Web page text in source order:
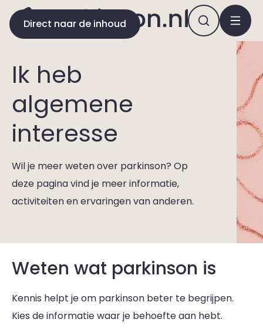
Direct naar de inhoud
Ik heb
algemene
interesse
Wil je meer weten over parkinson? Op
deze pagina vind je meer informatie,
activiteiten en ervaringen van anderen.
Weten wat parkinson is
Kennis helpt je om parkinson beter te begrijpen.
Kies de informatie waar je behoefte aan hebt.